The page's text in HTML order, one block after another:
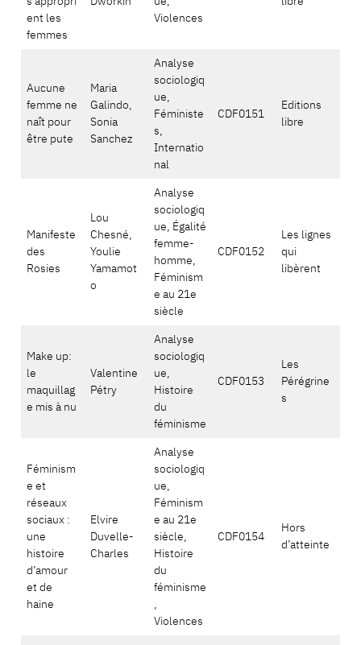
ent les
femmes
Violences
Aucune
femme ne
naît pour
être pute
Maria
Galindo,
Sonia
Sanchez
Analyse
sociologiq
ue,
Féministe
s,
Internatio
nal
CDF0151
Editions
libre
Manifeste
des
Rosies
Lou
Chesné,
Youlie
Yamamot
o
Analyse
sociologiq
ue, Égalité
femme-
homme,
Féminism
e au 21e
siècle
CDF0152
Les lignes
qui
libèrent
Make up:
le
maquillag
e mis à nu
Valentine
Pétry
Analyse
sociologiq
ue,
Histoire
du
féminisme
CDF0153
Les
Pérégrine
s
Féminism
e et
réseaux
sociaux :
une
histoire
d’amour
et de
haine
Elvire
Duvelle-
Charles
Analyse
sociologiq
ue,
Féminism
e au 21e
siècle,
Histoire
du
féminisme
,
Violences
CDF0154
Hors
d’atteinte